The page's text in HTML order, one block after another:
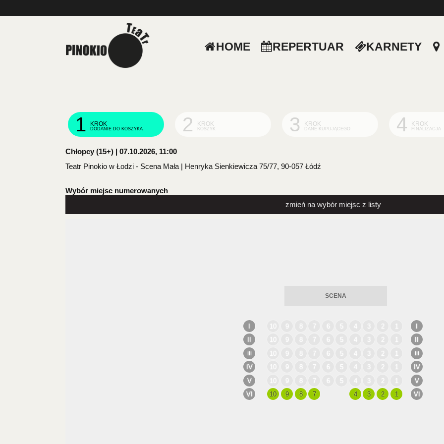
HOME REPERTUAR KARNETY
1 KROK
DODANIE DO KOSZYKA 2 KROK
KOSZYK 3 KROK
DANE KUPUJĄCEGO 4 KROK
FINALIZACJA
Chłopcy (15+) | 07.10.2026, 11:00
Teatr Pinokio w Łodzi - Scena Mała | Henryka Sienkiewicza 75/77, 90-057 Łódź
Wybór miejsc numerowanych
zmień na wybór miejsc z listy